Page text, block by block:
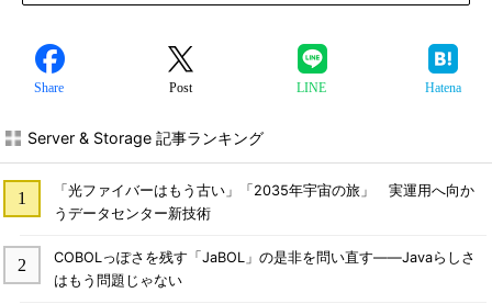
Share Post LINE Hatena
Server & Storage 記事ランキング
「光ファイバーはもう古い」「2035年宇宙の旅」 実運用へ向か
うデータセンター新技術
COBOLっぽさを残す「JaBOL」の是非を問い直す――Javaらしさ
はもう問題じゃない